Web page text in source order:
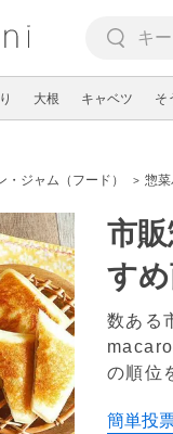
大根 キャベツ そ
・ジャム（フード） 惣菜
市
す
数ある
の順位
簡単投